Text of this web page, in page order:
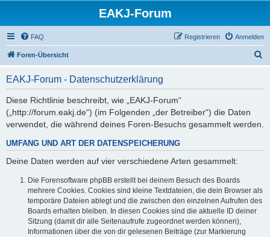
EAKJ-Forum
FAQ Anmelden
Registrieren
Foren-Übersicht
EAKJ-Forum - Datenschutzerklärung
Diese Richtlinie beschreibt, wie „EAKJ-Forum“
(„http://forum.eakj.de“) (im Folgenden „der Betreiber“) die Daten
verwendet, die während deines Foren-Besuchs gesammelt werden.
UMFANG UND ART DER DATENSPEICHERUNG
Deine Daten werden auf vier verschiedene Arten gesammelt:
Die Forensoftware phpBB erstellt bei deinem Besuch des Boards
mehrere Cookies. Cookies sind kleine Textdateien, die dein Browser als
temporäre Dateien ablegt und die zwischen den einzelnen Aufrufen des
Boards erhalten bleiben. In diesen Cookies sind die aktuelle ID deiner
Sitzung (damit dir alle Seitenaufrufe zugeordnet werden können),
Informationen über die von dir gelesenen Beiträge (zur Markierung